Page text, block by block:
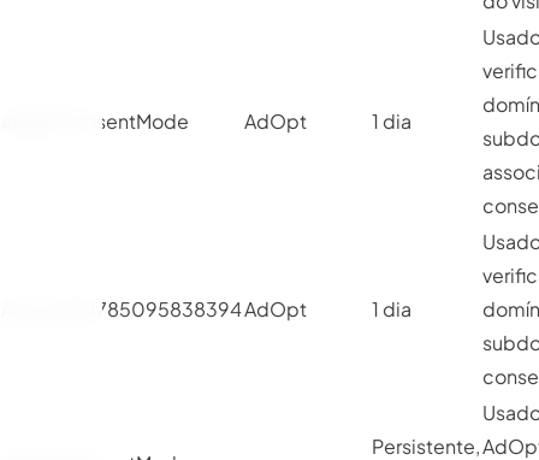
adoptConsentMode AdOpt 1 dia
AdoptGD1785095838394AdOpt 1 dia
Persistente,